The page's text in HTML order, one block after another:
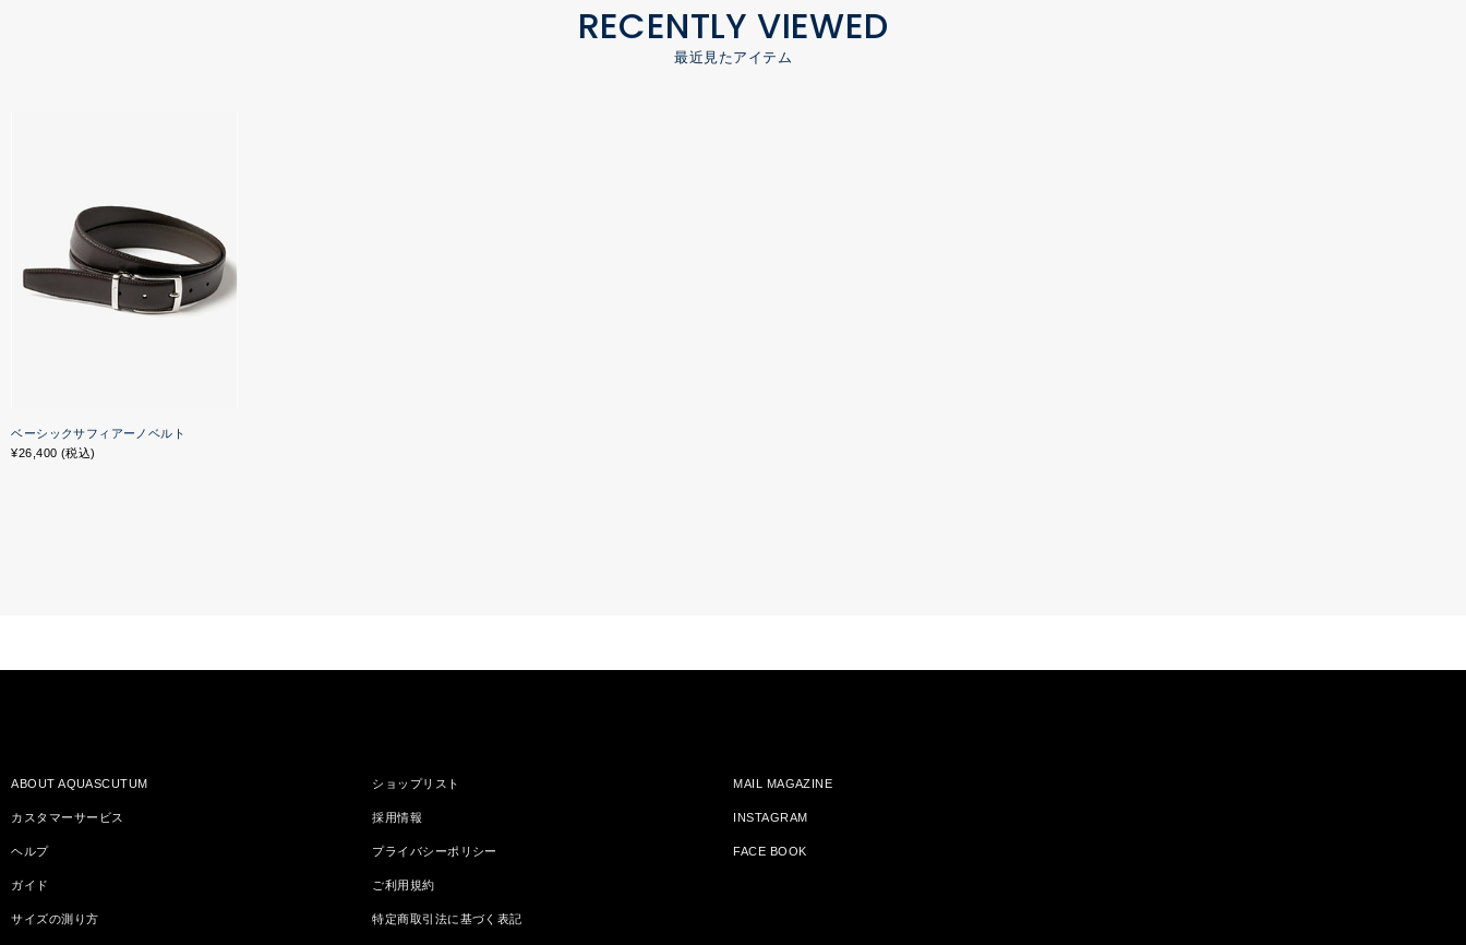
RECENTLY VIEWED
最近見たアイテム
ベーシックサフィアーノベルト
¥26,400 (税込)
ABOUT AQUASCUTUM
カスタマーサービス
ヘルプ
ガイド
サイズの測り方
ショップリスト
採用情報
プライバシーポリシー
ご利用規約
特定商取引法に基づく表記
MAIL MAGAZINE
INSTAGRAM
FACE BOOK